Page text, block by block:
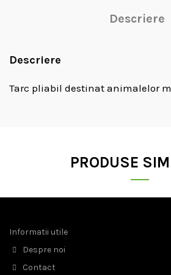
Descriere
Descriere
Tarc pliabil destinat animalelor
PRODUSE
Informatii utile
Despre noi
Contact